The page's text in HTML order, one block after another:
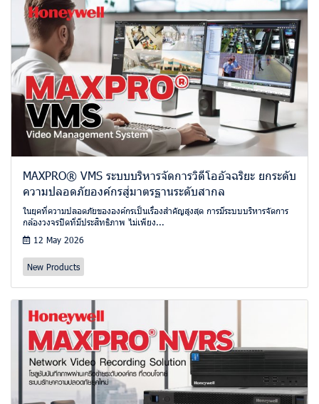
MAXPRO® VMS ระบบบริหารจัดการวิดีโออัจฉริยะ ยกระดับ
ความปลอดภัยองค์กรสู่มาตรฐานระดับสากล
ในยุคที่ความปลอดภัยขององค์กรเป็นเรื่องสำคัญสูงสุด การมีระบบบริหารจัดการ
กล้องวงจรปิดที่มีประสิทธิภาพ ไม่เพียง...
12 May 2026
New Products